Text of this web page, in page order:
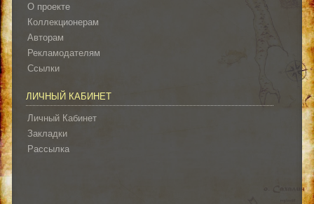
О проекте
Коллекционерам
Авторам
Рекламодателям
Ссылки
ЛИЧНЫЙ КАБИНЕТ
Личный Кабинет
Закладки
Рассылка